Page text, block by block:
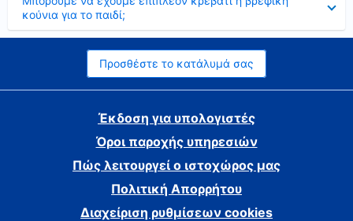
κούνια για το παιδί;
Προσθέστε το κατάλυμά σας
Έκδοση για υπολογιστές
Όροι παροχής υπηρεσιών
Πώς λειτουργεί ο ιστοχώρος μας
Πολιτική Απορρήτου
Διαχείριση ρυθμίσεων cookies